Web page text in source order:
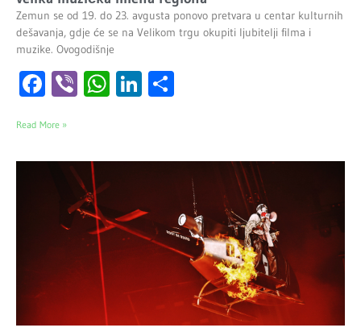
Zemun se od 19. do 23. avgusta ponovo pretvara u centar kulturnih
dešavanja, gdje će se na Velikom trgu okupiti ljubitelji filma i
muzike. Ovogodišnje
Facebook
ViberWhatsApp
LinkedIn
Read More »